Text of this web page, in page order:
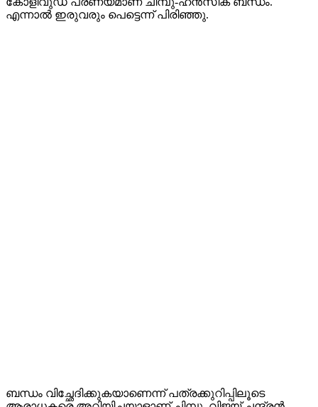
എന്നാൽ ഇരുവരും പെട്ടെന്ന് പിരിഞ്ഞു.
ബന്ധം വിച്ഛേദിക്കുകയാണെന്ന് പത്രക്കുറിപ്പിലൂടെ